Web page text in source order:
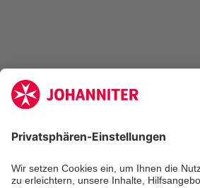
Zertifizierung der Johanniter-